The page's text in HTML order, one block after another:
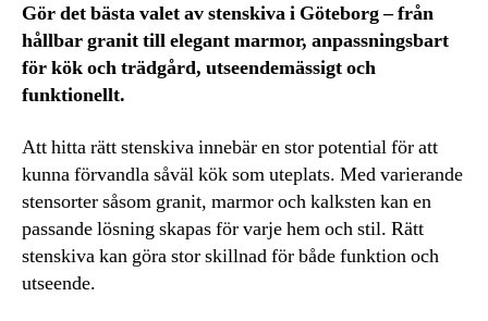
Gör det bästa valet av stenskiva i Göteborg – från
hållbar granit till elegant marmor, anpassningsbart
för kök och trädgård, utseendemässigt och
funktionellt.
Att hitta rätt stenskiva innebär en stor potential för att
kunna förvandla såväl kök som uteplats. Med varierande
stensorter såsom granit, marmor och kalksten kan en
passande lösning skapas för varje hem och stil. Rätt
stenskiva kan göra stor skillnad för både funktion och
utseende.